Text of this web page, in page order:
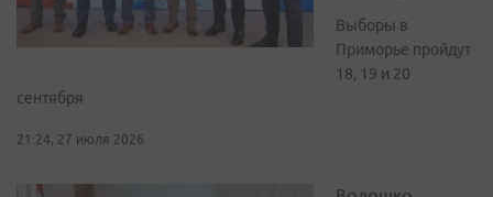
Выборы в
Приморье пройдут
18, 19 и 20
сентября
21:24, 27 июля 2026